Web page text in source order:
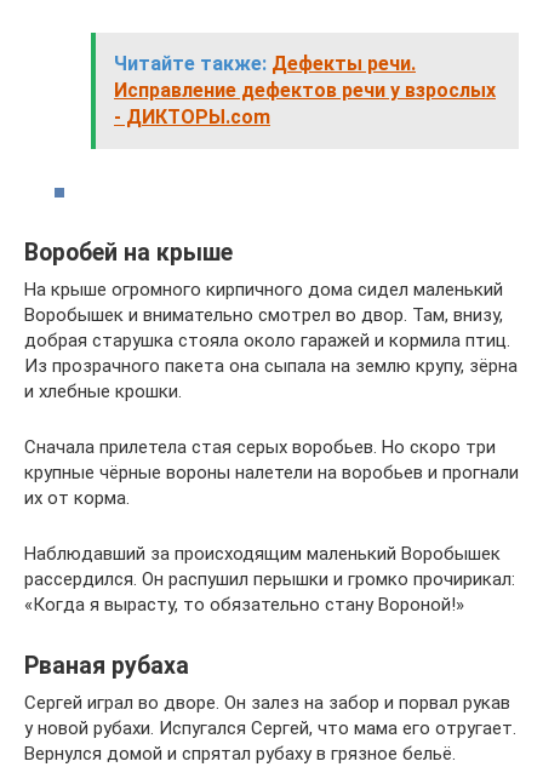
Читайте также: Дефекты речи.
Исправление дефектов речи у взрослых
- ДИКТОРЫ.com
Воробей на крыше
На крыше огромного кирпичного дома сидел маленький
Воробышек и внимательно смотрел во двор. Там, внизу,
добрая старушка стояла около гаражей и кормила птиц.
Из прозрачного пакета она сыпала на землю крупу, зёрна
и хлебные крошки.
Сначала прилетела стая серых воробьев. Но скоро три
крупные чёрные вороны налетели на воробьев и прогнали
их от корма.
Наблюдавший за происходящим маленький Воробышек
рассердился. Он распушил перышки и громко прочирикал:
«Когда я вырасту, то обязательно стану Вороной!»
Рваная рубаха
Сергей играл во дворе. Он залез на забор и порвал рукав
у новой рубахи. Испугался Сергей, что мама его отругает.
Вернулся домой и спрятал рубаху в грязное бельё.